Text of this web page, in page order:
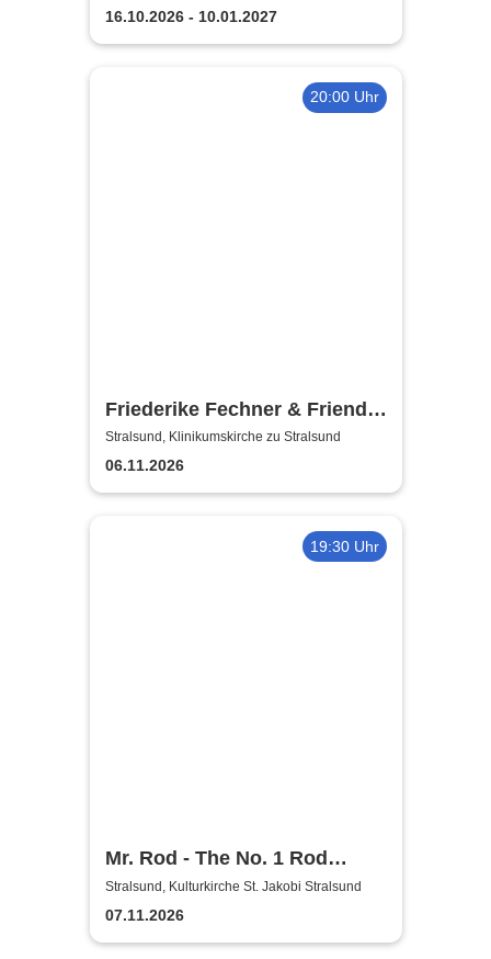
16.10.2026 - 10.01.2027
20:00 Uhr
Friederike Fechner & Friends
- Konzert im dunklen Monat
Stralsund, Klinikumskirche zu Stralsund
06.11.2026
19:30 Uhr
Mr. Rod - The No. 1 Rod
Stewart Show
Stralsund, Kulturkirche St. Jakobi Stralsund
07.11.2026